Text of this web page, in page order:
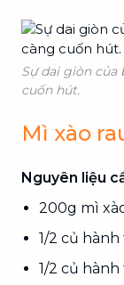
Sự dai giòn của
cuốn hút.
Mì xào
Nguyên liệu
200g mì
1/2 củ hành
1/2 củ hành